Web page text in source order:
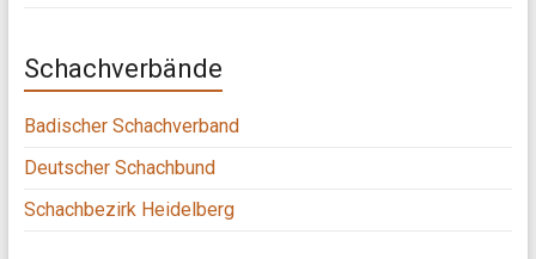
Schachverbände
Badischer Schachverband
Deutscher Schachbund
Schachbezirk Heidelberg